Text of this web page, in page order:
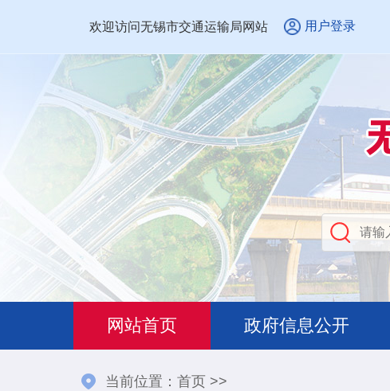
欢迎访问无锡市交通运输局网站 用户登录
网站首页 政府信息公开
当前位置： 首页 >>